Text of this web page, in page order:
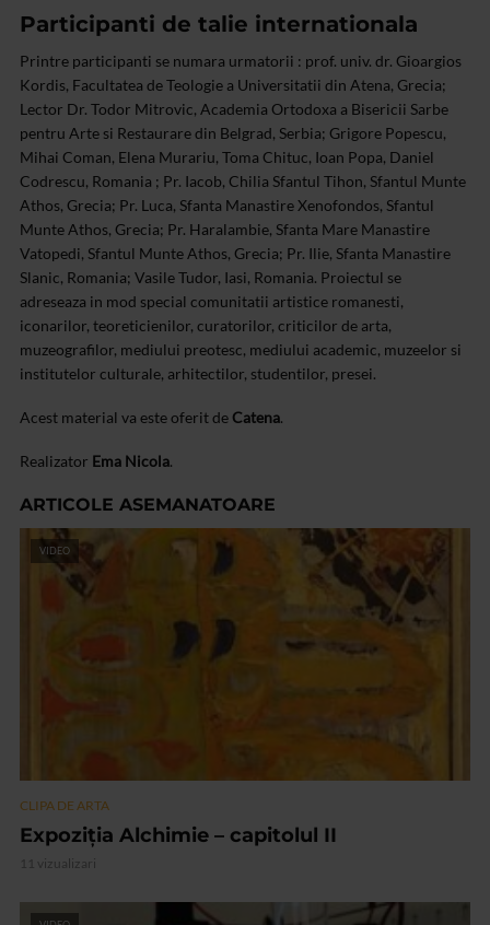
Participanti de talie internationala
Printre participanti se numara urmatorii : prof. univ. dr. Gioargios
Kordis, Facultatea de Teologie a Universitatii din Atena, Grecia;
Lector Dr. Todor Mitrovic, Academia Ortodoxa a Bisericii Sarbe
pentru Arte si Restaurare din Belgrad, Serbia; Grigore Popescu,
Mihai Coman, Elena Murariu, Toma Chituc, Ioan Popa, Daniel
Codrescu, Romania ; Pr. Iacob, Chilia Sfantul Tihon, Sfantul Munte
Athos, Grecia; Pr. Luca, Sfanta Manastire Xenofondos, Sfantul
Munte Athos, Grecia; Pr. Haralambie, Sfanta Mare Manastire
Vatopedi, Sfantul Munte Athos, Grecia; Pr. Ilie, Sfanta Manastire
Slanic, Romania; Vasile Tudor, Iasi, Romania. Proiectul se
adreseaza in mod special comunitatii artistice romanesti,
iconarilor, teoreticienilor, curatorilor, criticilor de arta,
muzeografilor, mediului preotesc, mediului academic, muzeelor si
institutelor culturale, arhitectilor, studentilor, presei.
Acest material va este oferit de Catena.
Realizator Ema Nicola.
ARTICOLE ASEMANATOARE
VIDEO
CLIPA DE ARTA
Expoziția Alchimie – capitolul II
11 vizualizari